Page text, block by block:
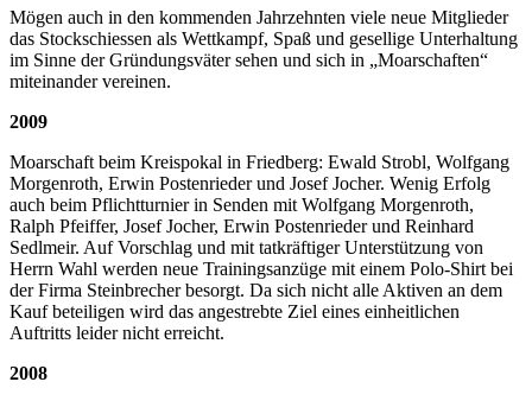
Mögen auch in den kommenden Jahrzehnten viele neue Mitglieder
das Stockschiessen als Wettkampf, Spaß und gesellige Unterhaltung
im Sinne der Gründungsväter sehen und sich in „Moarschaften“
miteinander vereinen.
2009
Moarschaft beim Kreispokal in Friedberg: Ewald Strobl, Wolfgang
Morgenroth, Erwin Postenrieder und Josef Jocher. Wenig Erfolg
auch beim Pflichtturnier in Senden mit Wolfgang Morgenroth,
Ralph Pfeiffer, Josef Jocher, Erwin Postenrieder und Reinhard
Sedlmeir. Auf Vorschlag und mit tatkräftiger Unterstützung von
Herrn Wahl werden neue Trainingsanzüge mit einem Polo-Shirt bei
der Firma Steinbrecher besorgt. Da sich nicht alle Aktiven an dem
Kauf beteiligen wird das angestrebte Ziel eines einheitlichen
Auftritts leider nicht erreicht.
2008